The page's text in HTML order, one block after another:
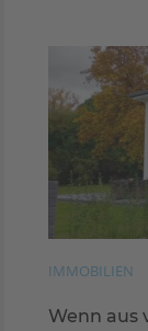
IMMOBILIEN
Wenn aus